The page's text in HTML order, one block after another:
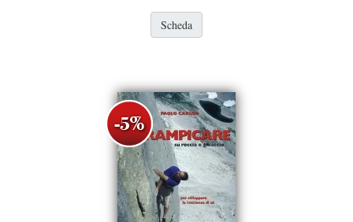
Scheda